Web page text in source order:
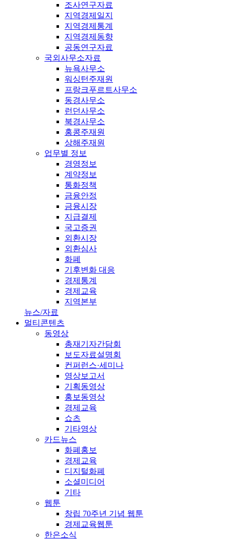
조사연구자료
지역경제일지
지역경제통계
지역경제동향
공동연구자료
국외사무소자료
뉴욕사무소
워싱턴주재원
프랑크푸르트사무소
동경사무소
런던사무소
북경사무소
홍콩주재원
상해주재원
업무별 정보
경영정보
계약정보
통화정책
금융안정
금융시장
지급결제
국고증권
외환시장
외환심사
화폐
기후변화 대응
경제통계
경제교육
지역본부
뉴스/자료
멀티콘텐츠
동영상
총재기자간담회
보도자료설명회
컨퍼런스·세미나
영상보고서
기획동영상
홍보동영상
경제교육
쇼츠
기타영상
카드뉴스
화폐홍보
경제교육
디지털화폐
소셜미디어
기타
웹툰
창립 70주년 기념 웹툰
경제교육웹툰
한은소식